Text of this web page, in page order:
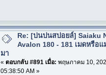
Re: [บ่นปนสปอยล์] Saiaku
Avalon 180 - 181 เมดหรือแ
มา
« ตอบกลับ #891 เมื่อ: พฤษภาคม 10,
05:38:50 AM »